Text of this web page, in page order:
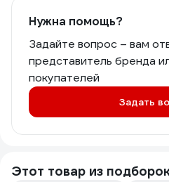
Нужна помощь?
Задайте вопрос – вам
представитель бренда
покупателей
Задать
Этот товар из